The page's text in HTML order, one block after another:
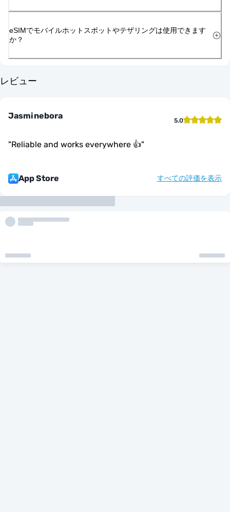
eSIMでモバイルホットスポットやテザリングは使用できます
か？
レビュー
Jasminebora 5.0
"Reliable and works everywhere 👍"
App Store すべての評価を表示